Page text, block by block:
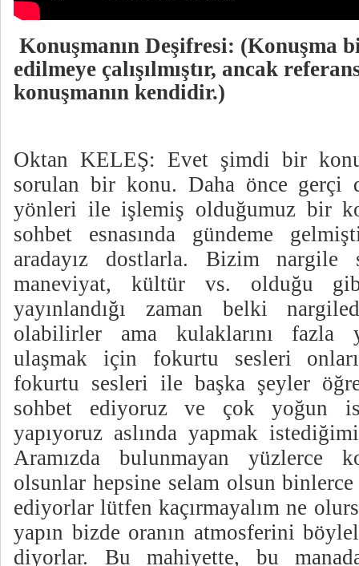
Konuşmanın Deşifresi: (Konuşma
edilmeye çalışılmıştır, ancak
konuşmanın kendidir.)
Oktan KELEŞ: Evet şimdi bir
sorulan bir konu. Daha önce gerçi
yönleri ile işlemiş olduğumuz bir
sohbet esnasında gündeme
aradayız dostlarla. Bizim nargile
maneviyat, kültür vs. olduğu
yayınlandığı zaman belki
olabilirler ama kulaklarını fazla
ulaşmak için fokurtu sesleri
fokurtu sesleri ile başka şeyler
sohbet ediyoruz ve çok yoğun
yapıyoruz aslında yapmak
Aramızda bulunmayan yüzlerce
olsunlar hepsine selam olsun
ediyorlar lütfen kaçırmayalım ne
yapın bizde oranın atmosferini
diyorlar. Bu mahiyette, bu